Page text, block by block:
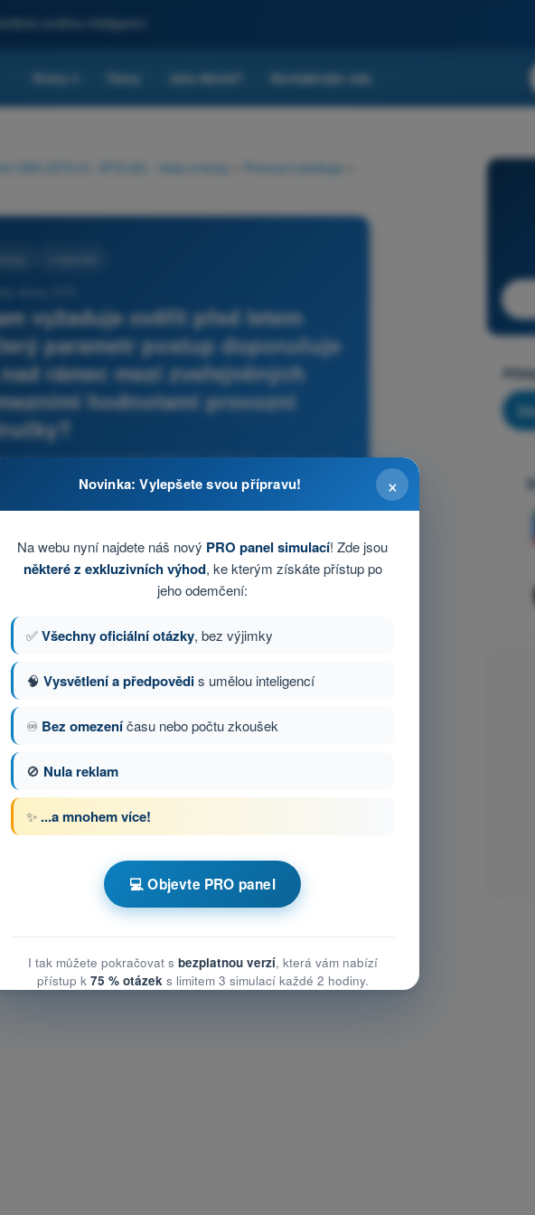
umělou inteligencí
Kvízy Ceny Jste škola? Kontaktujte nás
UAS (STS-01, STS-02) - testy a kvízy Provozní postupy
vyžaduje ověřit před letem
parametr postup doporučuje
rámec mezí zveřejněných
hodnotami provozní
kategorie UAS (STS-01, STS-02) - testy a kvízy
vztahu k maximálně přípustné rychlosti dronu
kompasu
56 z 96
drony STS - specifická kategorie UAS
×
Novinka: Vylepšete svou přípravu!
Na webu nyní najdete náš nový PRO panel simulací! Zde jsou
některé z exkluzivních výhod, ke kterým získáte přístup po
jeho odemčení:
✅Všechny oficiální otázky, bez výjimky
🧠 Vysvětlení a předpovědis umělou inteligencí
♾️ Bez omezeníčasu nebo počtu zkoušek
🚫 Nula reklam
✨ ...a mnohem více!
💻 Objevte PRO panel
I tak můžete pokračovat s bezplatnou verzí, která vám nabízí
přístup k 75 % otázeks limitem 3 simulací každé 2 hodiny.